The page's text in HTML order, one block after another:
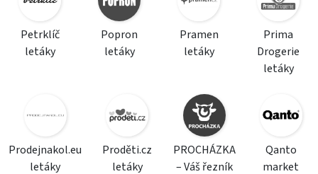
Petrklíč
letáky
Popron
letáky
Pramen
letáky
Prima
Drogerie
letáky
Prodejnakol.eu
letáky
Proděti.cz
letáky
PROCHÁZKA
– Váš řezník
Qanto
market